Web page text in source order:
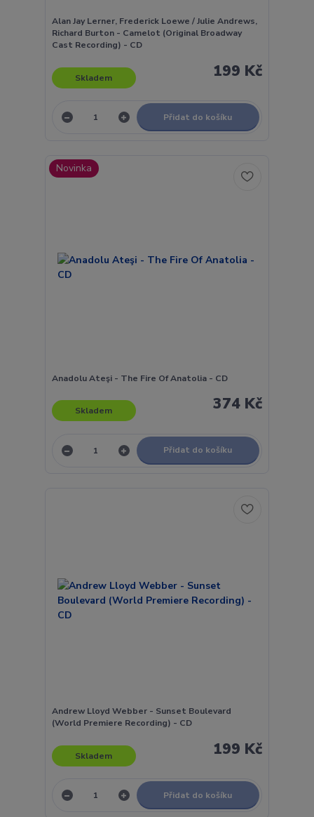
Alan Jay Lerner, Frederick Loewe / Julie Andrews,
Richard Burton - Camelot (Original Broadway
Cast Recording) - CD
199 Kč
Skladem
Přidat do košíku
Novinka
Anadolu Ateşi - The Fire Of Anatolia - CD
374 Kč
Skladem
Přidat do košíku
Andrew Lloyd Webber - Sunset Boulevard
(World Premiere Recording) - CD
199 Kč
Skladem
Přidat do košíku